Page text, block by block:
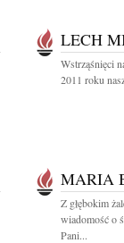
LECH
Wstrząśnięci
2011 roku
MARIA
Z głębokim
wiadomość o
Pani...